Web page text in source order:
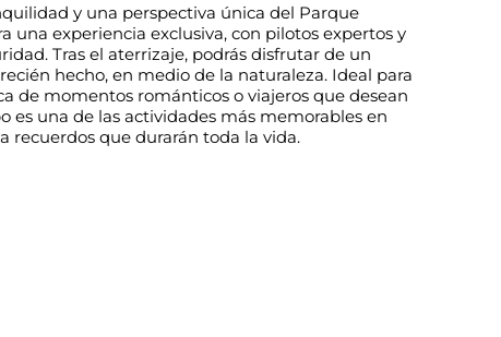
y una perspectiva única del Parque
una experiencia exclusiva, con pilotos expertos y
Tras el aterrizaje, podrás disfrutar de un
hecho, en medio de la naturaleza. Ideal para
de momentos románticos o viajeros que desean
es una de las actividades más memorables en
recuerdos que durarán toda la vida.